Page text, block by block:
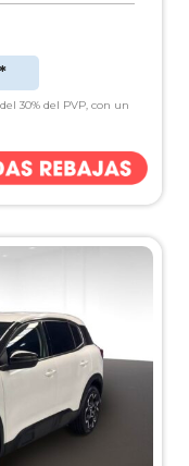
30% del PVP, con un